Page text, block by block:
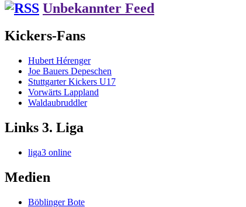
Unbekannter Feed
Kickers-Fans
Hubert Hérenger
Joe Bauers Depeschen
Stuttgarter Kickers U17
Vorwärts Lappland
Waldaubruddler
Links 3. Liga
liga3 online
Medien
Böblinger Bote